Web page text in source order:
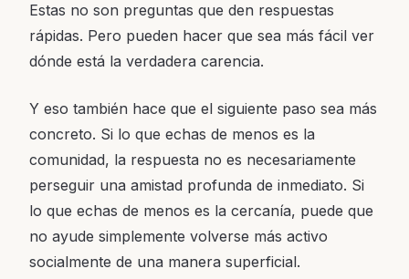
Estas no son preguntas que den respuestas
rápidas. Pero pueden hacer que sea más fácil ver
dónde está la verdadera carencia.
Y eso también hace que el siguiente paso sea más
concreto. Si lo que echas de menos es la
comunidad, la respuesta no es necesariamente
perseguir una amistad profunda de inmediato. Si
lo que echas de menos es la cercanía, puede que
no ayude simplemente volverse más activo
socialmente de una manera superficial.